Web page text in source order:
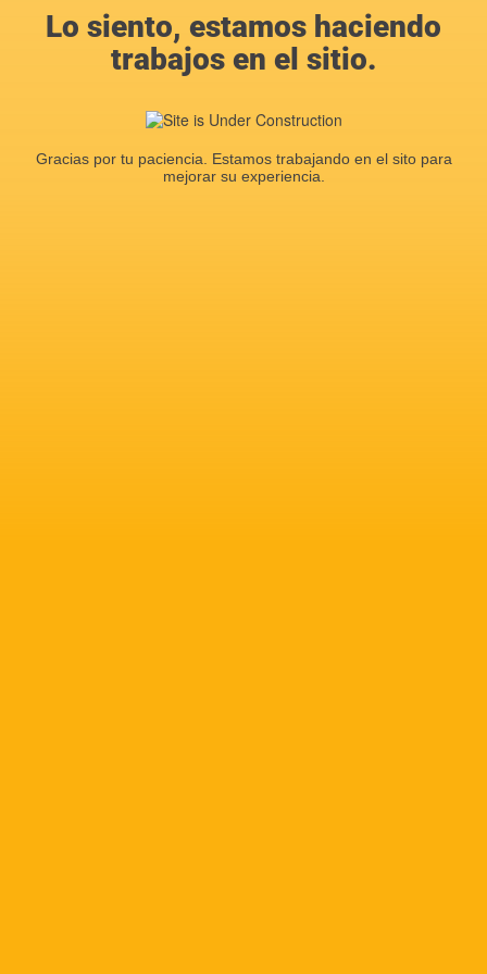
Lo siento, estamos haciendo
trabajos en el sitio.
Gracias por tu paciencia. Estamos trabajando en el sito para
mejorar su experiencia.